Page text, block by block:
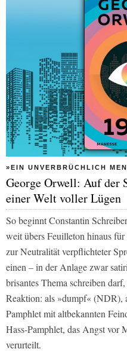
»EIN UNVERBRÜCHLICH
George Orwell: Auf der
einer Welt voller Lügen
So beginnt Constantin
weit übers Feuilleton hinaus
zur Neutralität verpflichteter
einen – in der Anlage zwar
brisantes Thema schreiben
Reaktion: als »dumpf« (NDR),
Pamphlet mit altbekannten
Hass-Pamphlet, das Angst vor
verurteilt.